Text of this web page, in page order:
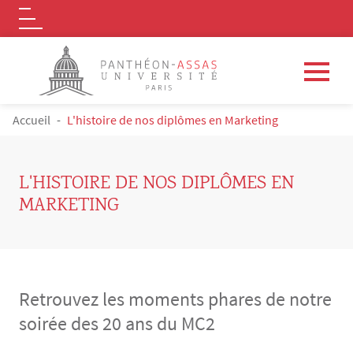
Aller au contenu principal
Logo
FIL D'ARIANE
Accueil L'histoire de nos diplômes en Marketing
L'HISTOIRE DE NOS DIPLÔMES EN
MARKETING
Retrouvez les moments phares de notre
soirée des 20 ans du MC2